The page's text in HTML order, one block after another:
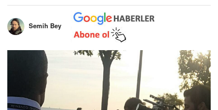
Semih Bey